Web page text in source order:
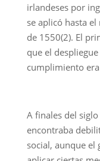
irlandeses por
se aplicó hasta
de 1550(2). El
que el
cumplimiento
A finales del
encontraba
social, aunque el